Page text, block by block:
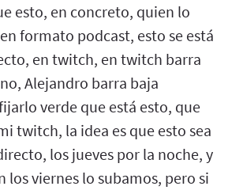
esto, en concreto, quien lo
formato podcast, esto se está
en twitch, en twitch barra
Alejandro barra baja
verde que está esto, que
twitch, la idea es que esto sea
los jueves por la noche, y
los viernes lo subamos, pero si